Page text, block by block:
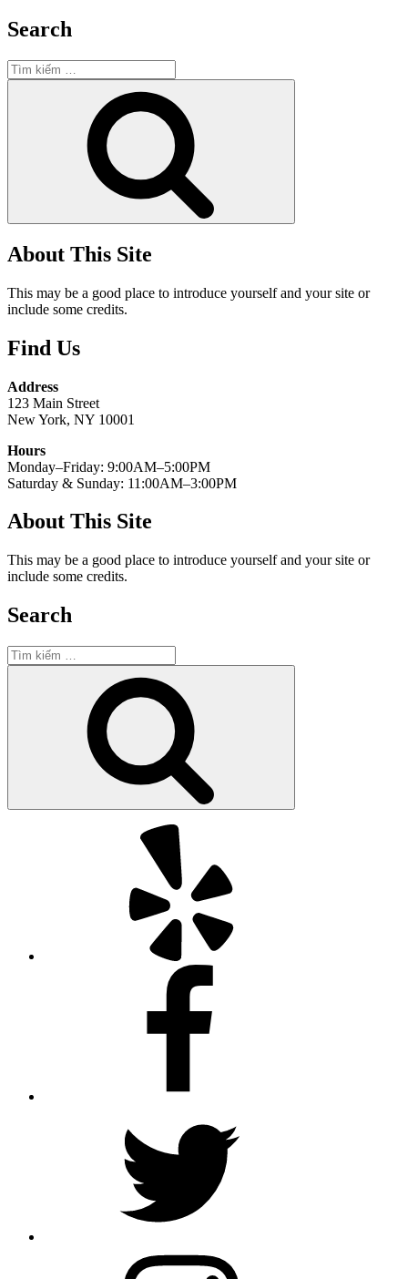
Search
Tìm
kiếm:
About This Site
This may be a good place to introduce yourself and your site or
include some credits.
Find Us
Address
123 Main Street
New York, NY 10001
Hours
Monday–Friday: 9:00AM–5:00PM
Saturday & Sunday: 11:00AM–3:00PM
About This Site
This may be a good place to introduce yourself and your site or
include some credits.
Search
Tìm
kiếm: